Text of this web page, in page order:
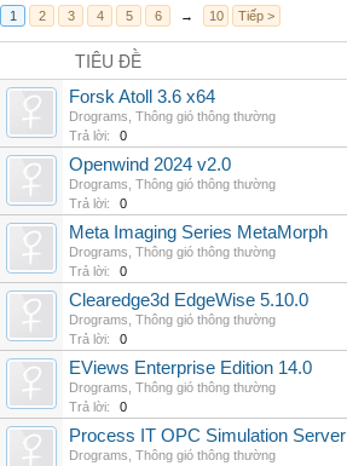
1 2 3 4 5 6 → 10 Tiếp >
TIÊU ĐỀ
Forsk Atoll 3.6 x64
Drograms Thông gió thông thường
Trả lời:
0
Openwind 2024 v2.0
Drograms Thông gió thông thường
Trả lời:
0
Meta Imaging Series MetaMorph
Drograms Thông gió thông thường
Trả lời:
0
Clearedge3d EdgeWise 5.10.0
Drograms Thông gió thông thường
Trả lời:
0
EViews Enterprise Edition 14.0
Drograms Thông gió thông thường
Trả lời:
0
Process IT OPC Simulation Server
Drograms Thông gió thông thường